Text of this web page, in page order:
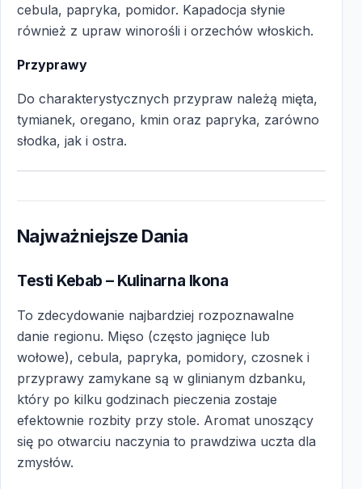
cebula, papryka, pomidor. Kapadocja słynie
również z upraw winorośli i orzechów włoskich.
Przyprawy
Do charakterystycznych przypraw należą mięta,
tymianek, oregano, kmin oraz papryka, zarówno
słodka, jak i ostra.
Najważniejsze Dania
Testi Kebab – Kulinarna Ikona
To zdecydowanie najbardziej rozpoznawalne
danie regionu. Mięso (często jagnięce lub
wołowe), cebula, papryka, pomidory, czosnek i
przyprawy zamykane są w glinianym dzbanku,
który po kilku godzinach pieczenia zostaje
efektownie rozbity przy stole. Aromat unoszący
się po otwarciu naczynia to prawdziwa uczta dla
zmysłów.